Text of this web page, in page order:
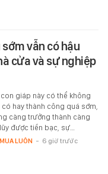
vẫn có hậu
cửa và sự nghiệp
giáp này có thể không
có hay thành công quá sớm,
càng trưởng thành càng
được tiền bạc, sự…
LUÔN - 6 giờ trước